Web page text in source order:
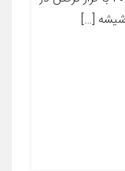
شیشه […]